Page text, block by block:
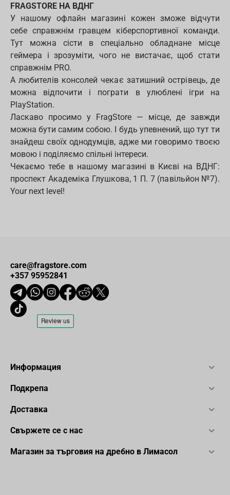
FRAGSTORE НА ВДНГ
У нашому офлайн магазині кожен зможе відчути
себе справжнім гравцем кіберспортивної команди.
Тут можна сісти в спеціально обладнане місце
геймера і зрозуміти, чого не вистачає, щоб стати
справжнім PRO.
А любителів консолей чекає затишний острівець, де
можна відпочити і пограти в улюблені ігри на
PlayStation.
Ласкаво просимо у FragStore — місце, де завжди
можна бути самим собою. І будь упевнений, що тут ти
знайдеш своїх однодумців, адже ми говоримо твоєю
мовою і поділяємо спільні інтереси.
Чекаємо тебе в нашому магазині в Києві на ВДНГ:
проспект Академіка Глушкова, 1 П. 7 (павільйон №7).
Your next level!
care@fragstore.com
+357 95952841
Информация
Подкрепа
Доставка
Свържете се с нас
Магазин за търговия на дребно в Лимасол